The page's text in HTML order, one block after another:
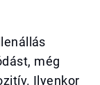
még
Ilyenkor